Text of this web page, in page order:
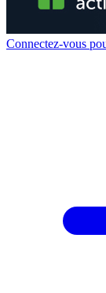
Connectez-vous